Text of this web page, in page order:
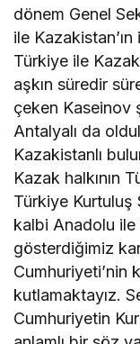
dönem Genel
ile
Türkiye ile
aşkın süredir
çeken Kaseinov
Antalyalı da
Kazakistanlı
Kazak halkının
Türkiye Kurtuluş
kalbi Anadolu
gösterdiğimiz
Cumhuriyeti’nin
kutlamaktayız.
Cumhuriyetin